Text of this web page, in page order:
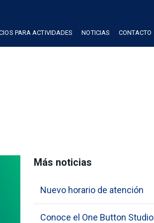
PARA ACTIVIDADES NOTICIAS CONTACTO
Más noticias
Nuevo horario de atención
Conoce el One Button Studio